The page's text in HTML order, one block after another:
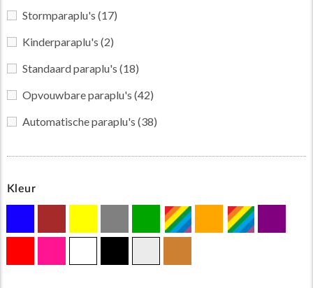
Stormparaplu's (17)
Kinderparaplu's (2)
Standaard paraplu's (18)
Opvouwbare paraplu's (42)
Automatische paraplu's (38)
Kleur